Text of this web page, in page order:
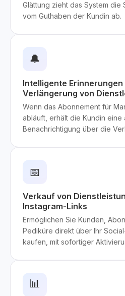
Glättung zieht das System die
vom Guthaben der Kundin ab.
🔔
Intelligente Erinnerungen
Verlängerung von
Wenn das Abonnement für
abläuft, erhält die Kundin eine
Benachrichtigung über die
📅
Verkauf von
Instagram-Links
Ermöglichen Sie Kunden,
Pediküre direkt über Ihr
kaufen, mit sofortiger
📊